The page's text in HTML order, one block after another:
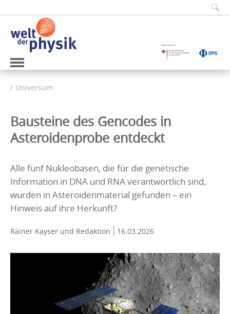
Universum
Bausteine des Gencodes in
Asteroidenprobe entdeckt
Alle fünf Nukleobasen, die für die genetische
Information in DNA und RNA verantwortlich sind,
wurden in Asteroidenmaterial gefunden – ein
Hinweis auf ihre Herkunft?
Rainer Kayser und Redaktion 16.03.2026